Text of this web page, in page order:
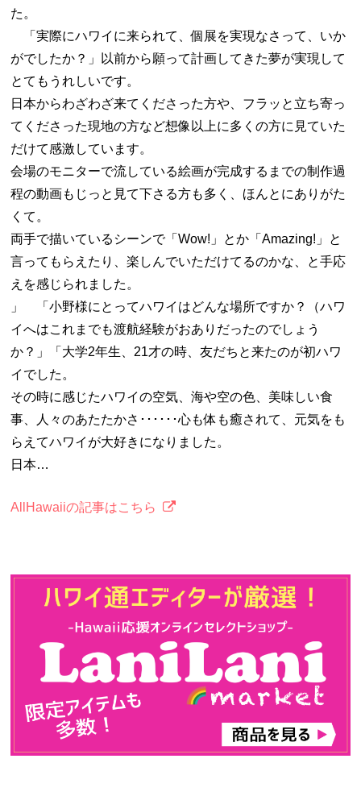
た。
「実際にハワイに来られて、個展を実現なさって、いか
がでしたか？」以前から願って計画してきた夢が実現して
とてもうれしいです。
日本からわざわざ来てくださった方や、フラッと立ち寄っ
てくださった現地の方など想像以上に多くの方に見ていた
だけて感激しています。
会場のモニターで流している絵画が完成するまでの制作過
程の動画もじっと見て下さる方も多く、ほんとにありがた
くて。
両手で描いているシーンで「Wow!」とか「Amazing!」と
言ってもらえたり、楽しんでいただけてるのかな、と手応
えを感じられました。
」 「小野様にとってハワイはどんな場所ですか？（ハワ
イへはこれまでも渡航経験がおありだったのでしょう
か？」「大学2年生、21才の時、友だちと来たのが初ハワ
イでした。
その時に感じたハワイの空気、海や空の色、美味しい食
事、人々のあたたかさ･･････心も体も癒されて、元気をも
らえてハワイが大好きになりました。
日本…
AllHawaiiの記事はこちら